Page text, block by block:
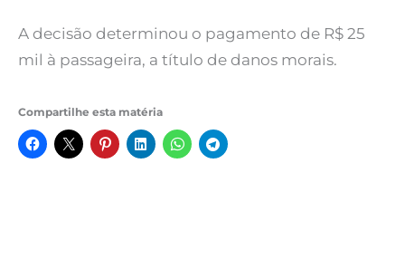
A decisão determinou o pagamento de R$ 25
mil à passageira, a título de danos morais.
Compartilhe esta matéria